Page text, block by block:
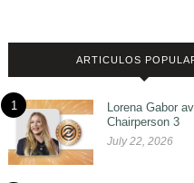
ARTICULOS
1
Lorena Gabor
Chairperson 3
July 22, 2026